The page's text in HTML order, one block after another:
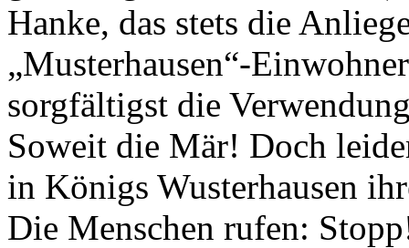
Hanke, das stets die
„Musterhausen“-
sorgfältigst die
Soweit die Mär! Doch
in Königs Wusterhausen
Die Menschen rufen: